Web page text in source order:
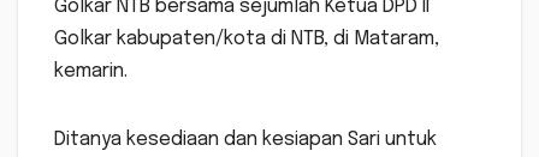
Golkar NTB bersama sejumlah Ketua DPD II
Golkar kabupaten/kota di NTB, di Mataram,
kemarin.
Ditanya kesediaan dan kesiapan Sari untuk